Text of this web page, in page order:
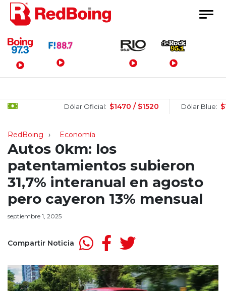
Menú Principal
Dólar Oficial: $1470 / $1520 Dólar Blue: $1510
RedBoing Economía
Autos 0km: los
patentamientos subieron
31,7% interanual en agosto
pero cayeron 13% mensual
septiembre 1, 2025
Compartir Noticia